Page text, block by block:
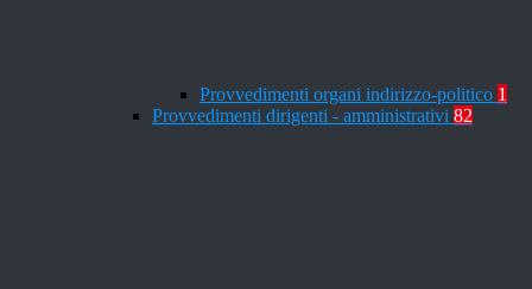
Provvedimenti organi indirizzo-politico 1
Provvedimenti dirigenti - amministrativi 82